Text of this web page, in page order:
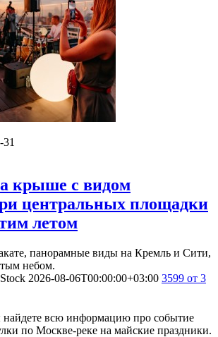
крыше с видом
центральных площадки
летом
панорамные виды на Кремль и Сити,
небом.
2026-08-06T00:00:00+03:00 3599 от 3
всю информацию про событие
по Москве-реке на майские праздники.